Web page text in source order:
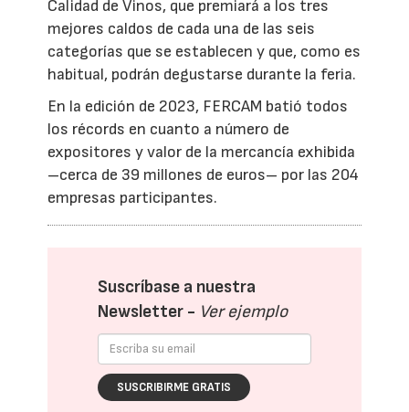
Calidad de Vinos, que premiará a los tres
mejores caldos de cada una de las seis
categorías que se establecen y que, como es
habitual, podrán degustarse durante la feria.
En la edición de 2023, FERCAM batió todos
los récords en cuanto a número de
expositores y valor de la mercancía exhibida
–cerca de 39 millones de euros– por las 204
empresas participantes.
Suscríbase a nuestra
Newsletter - Ver ejemplo
SUSCRIBIRME GRATIS